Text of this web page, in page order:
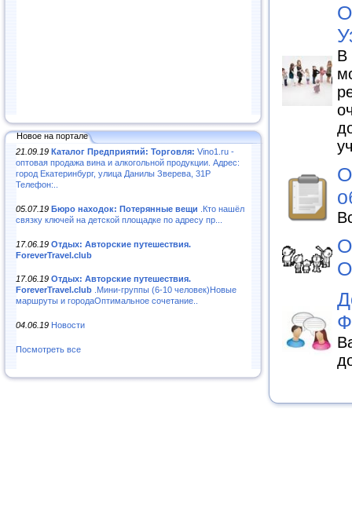
Новое на портале
21.09.19 Каталог Предприятий: Торговля: Vino1.ru -
оптовая продажа вина и алкогольной продукции. Адрес:
город Екатеринбург, улица Данилы Зверева, 31Р
Телефон:..
05.07.19 Бюро находок: Потерянные вещи .Кто нашёл
связку ключей на детской площадке по адресу пр...
17.06.19 Отдых: Авторские путешествия.
ForeverTravel.club
17.06.19 Отдых: Авторские путешествия.
ForeverTravel.club .Мини-группы (6-10 человек)Новые
маршруты и городаОптимальное сочетание..
04.06.19 Новости
Посмотреть все
В